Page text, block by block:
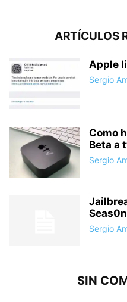
ARTÍCULOS
Apple
Sergio
Como
Beta a
Sergio
Sergio
SIN